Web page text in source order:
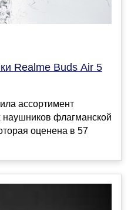
Realme Buds Air 5
ассортимент
флагманской
оценена в 57